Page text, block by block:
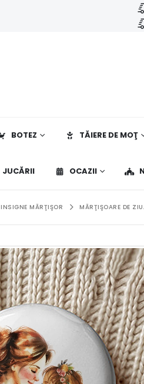
BOTEZ TĂIERE DE MOŢ
JUCĂRII OCAZII
INSIGNE MĂRŢIŞOR MĂRŢIŞOARE DE